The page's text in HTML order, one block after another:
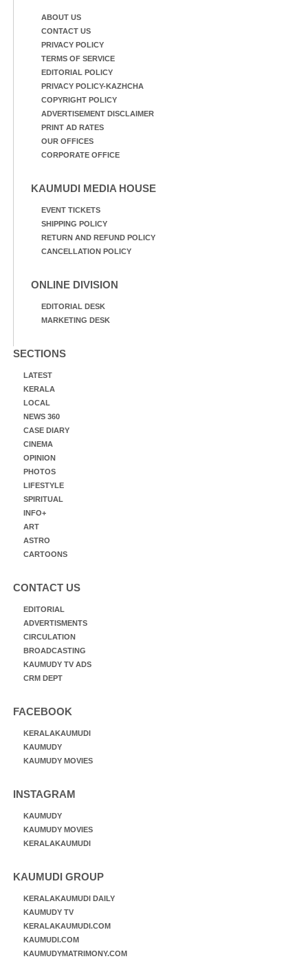
ABOUT US
CONTACT US
PRIVACY POLICY
TERMS OF SERVICE
EDITORIAL POLICY
PRIVACY POLICY-KAZHCHA
COPYRIGHT POLICY
ADVERTISEMENT DISCLAIMER
PRINT AD RATES
OUR OFFICES
CORPORATE OFFICE
KAUMUDI MEDIA HOUSE
EVENT TICKETS
SHIPPING POLICY
RETURN AND REFUND POLICY
CANCELLATION POLICY
ONLINE DIVISION
EDITORIAL DESK
MARKETING DESK
SECTIONS
LATEST
KERALA
LOCAL
NEWS 360
CASE DIARY
CINEMA
OPINION
PHOTOS
LIFESTYLE
SPIRITUAL
INFO+
ART
ASTRO
CARTOONS
CONTACT US
EDITORIAL
ADVERTISMENTS
CIRCULATION
BROADCASTING
KAUMUDY TV ADS
CRM DEPT
FACEBOOK
KERALAKAUMUDI
KAUMUDY
KAUMUDY MOVIES
INSTAGRAM
KAUMUDY
KAUMUDY MOVIES
KERALAKAUMUDI
KAUMUDI GROUP
KERALAKAUMUDI DAILY
KAUMUDY TV
KERALAKAUMUDI.COM
KAUMUDI.COM
KAUMUDYMATRIMONY.COM